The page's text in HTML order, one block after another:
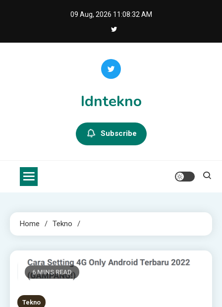
09 Aug, 2026 11:08:32 AM
Idntekno
Subscribe
Home Tekno
6 MINS READ
Tekno